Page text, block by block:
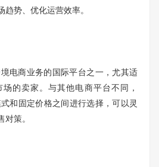
势、优化运营效率。
商业务的国际平台之一，尤其适
的卖家。与其他电商平台不同，
和固定价格之间进行选择，可以灵
策。